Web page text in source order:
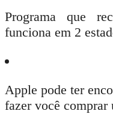
Programa que
funciona em 2
Apple pode ter
fazer você comprar